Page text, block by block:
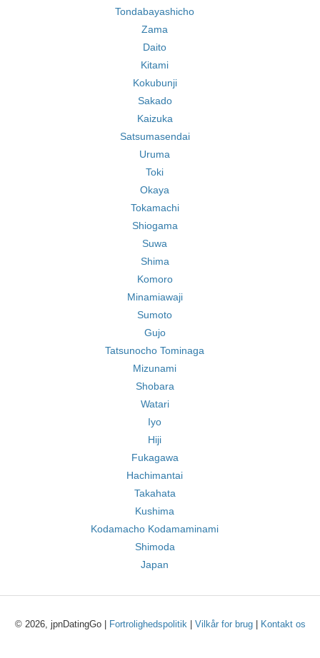
Tondabayashicho
Zama
Daito
Kitami
Kokubunji
Sakado
Kaizuka
Satsumasendai
Uruma
Toki
Okaya
Tokamachi
Shiogama
Suwa
Shima
Komoro
Minamiawaji
Sumoto
Gujo
Tatsunocho Tominaga
Mizunami
Shobara
Watari
Iyo
Hiji
Fukagawa
Hachimantai
Takahata
Kushima
Kodamacho Kodamaminami
Shimoda
Japan
© 2026, jpnDatingGo | Fortrolighedspolitik| Vilkår for brug| Kontakt os